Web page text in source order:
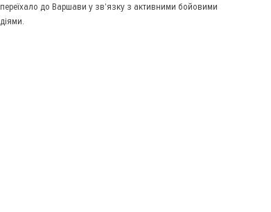
переїхало до Варшави у зв'язку з активними бойовими
діями.